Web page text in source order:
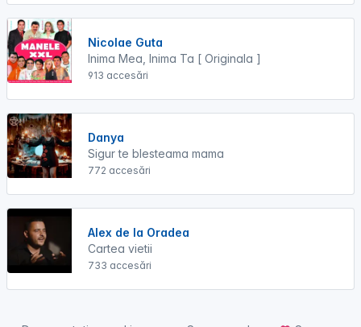
Nicolae Guta
Inima Mea, Inima Ta [ Originala ]
913 accesări
Danya
Sigur te blesteama mama
772 accesări
Alex de la Oradea
Cartea vietii
733 accesări